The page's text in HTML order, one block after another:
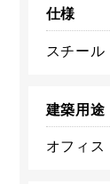
仕様
スチール
建築用途
オフィス